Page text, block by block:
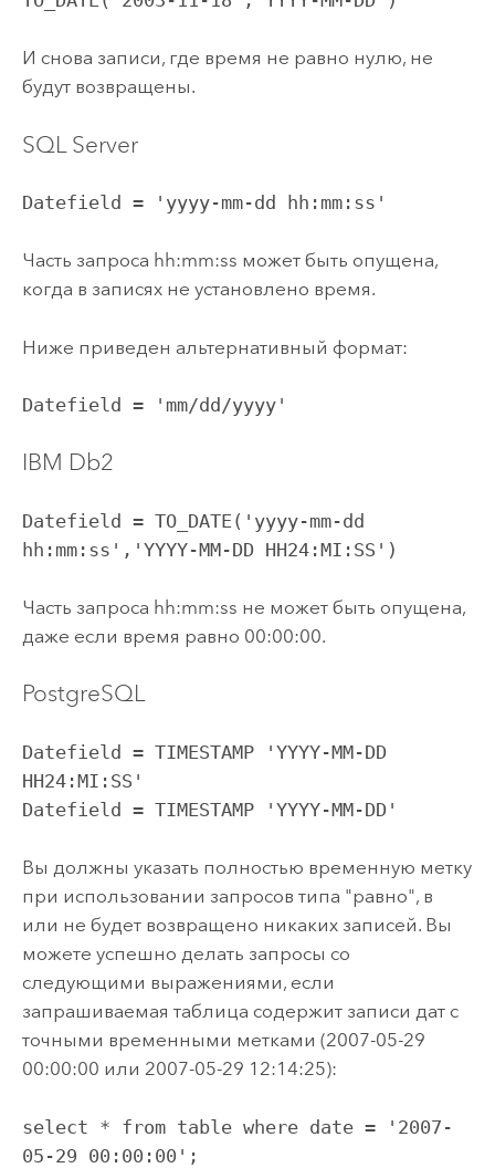
И снова записи, где время не равно нулю, не
будут возвращены.
SQL Server
Datefield = 'yyyy-mm-dd hh:mm:ss'
Часть запроса hh:mm:ss может быть опущена,
когда в записях не установлено время.
Ниже приведен альтернативный формат:
Datefield = 'mm/dd/yyyy'
IBM Db2
Datefield = TO_DATE('yyyy-mm-dd
hh:mm:ss','YYYY-MM-DD HH24:MI:SS')
Часть запроса hh:mm:ss не может быть опущена,
даже если время равно 00:00:00.
PostgreSQL
Datefield = TIMESTAMP 'YYYY-MM-DD
HH24:MI:SS'
Datefield = TIMESTAMP 'YYYY-MM-DD'
Вы должны указать полностью временную метку
при использовании запросов типа "равно", в
или не будет возвращено никаких записей. Вы
можете успешно делать запросы со
следующими выражениями, если
запрашиваемая таблица содержит записи дат с
точными временными метками (2007-05-29
00:00:00 или 2007-05-29 12:14:25):
select * from table where date = '2007-
05-29 00:00:00';